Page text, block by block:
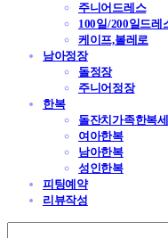
주니어드레스
100일/200일드레
케이프,볼레로
남아정장
돌정장
주니어정장
한복
돌잔치가족한복
여아한복
남아한복
성인한복
피팅예약
리뷰작성